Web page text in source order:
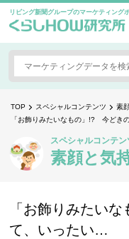
リビング新聞グループのマーケティング
TOP スペシャルコンテンツ
素
「お飾りみたいなもの」!? 今どき
スペシャルコンテン
素顔と気
「お飾りみたい
て、いったい…